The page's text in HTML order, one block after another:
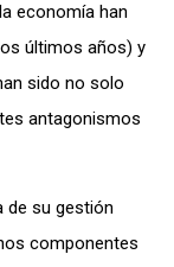
economía han
últimos años) y
sido no solo
antagonismos
de su gestión
componentes